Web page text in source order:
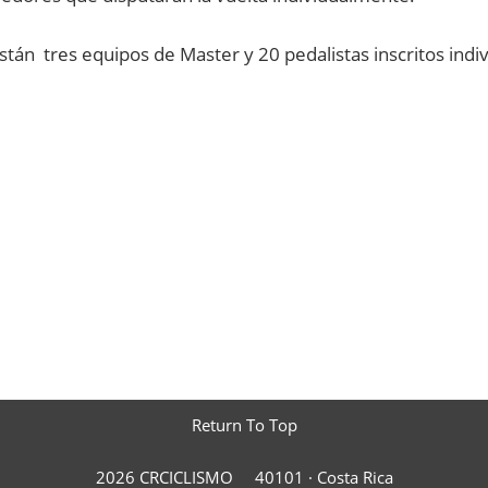
tres equipos de Master y 20 pedalistas inscritos
Return To Top
2026 CRCICLISMO 40101 · Costa Rica